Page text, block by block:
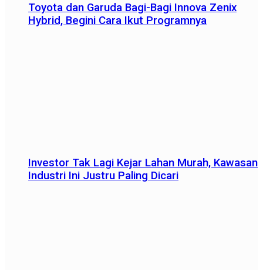
Toyota dan Garuda Bagi-Bagi Innova Zenix
Hybrid, Begini Cara Ikut Programnya
Investor Tak Lagi Kejar Lahan Murah, Kawasan
Industri Ini Justru Paling Dicari